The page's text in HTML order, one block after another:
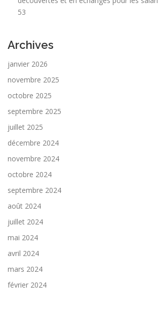
53
Archives
janvier 2026
novembre 2025
octobre 2025
septembre 2025
juillet 2025
décembre 2024
novembre 2024
octobre 2024
septembre 2024
août 2024
juillet 2024
mai 2024
avril 2024
mars 2024
février 2024